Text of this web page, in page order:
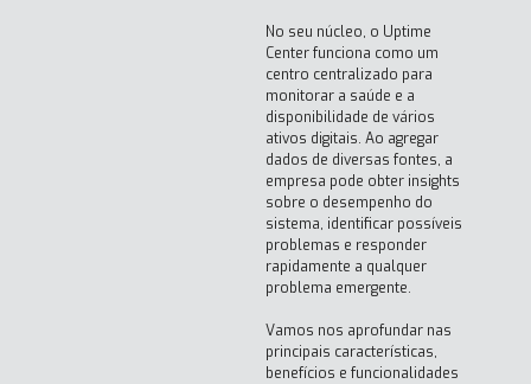
No seu núcleo, o Uptime
Center funciona como um
centro centralizado para
monitorar a saúde e a
disponibilidade de vários
ativos digitais. Ao agregar
dados de diversas fontes, a
empresa pode obter insights
sobre o desempenho do
sistema, identificar possíveis
problemas e responder
rapidamente a qualquer
problema emergente.
Vamos nos aprofundar nas
principais características,
benefícios e funcionalidades